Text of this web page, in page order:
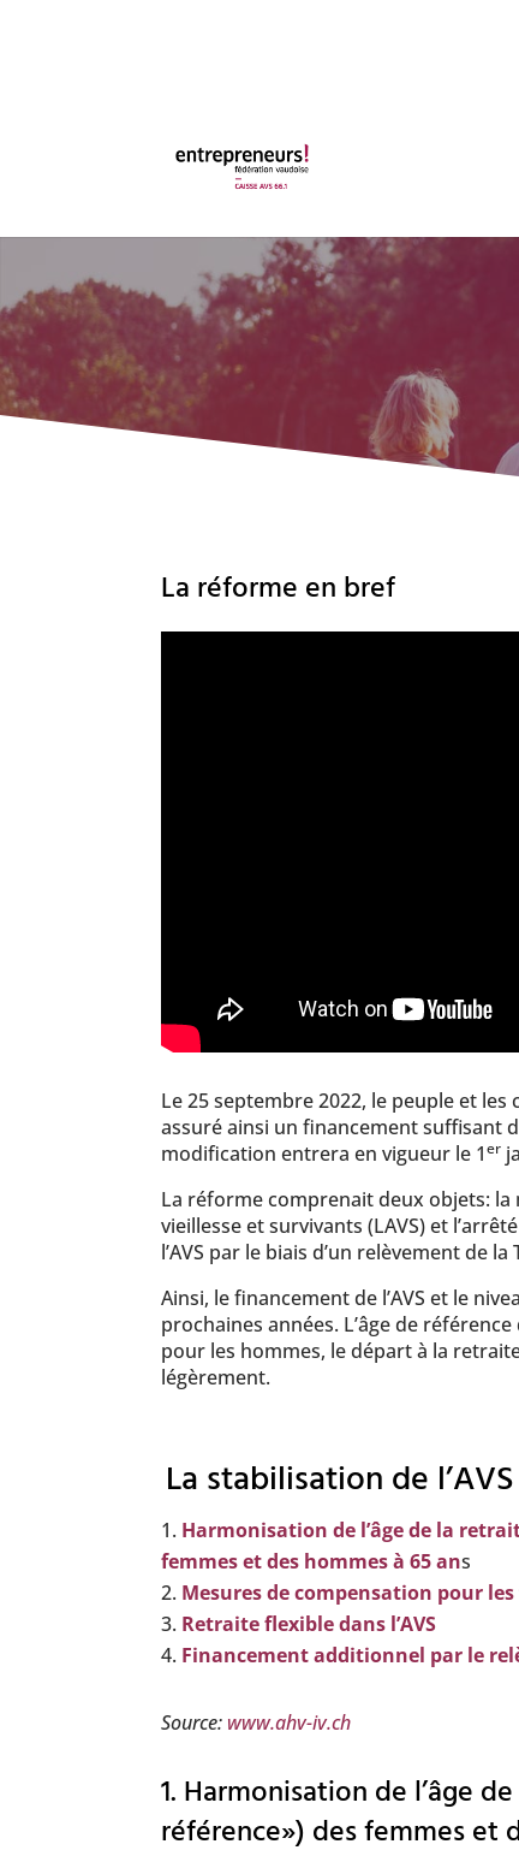
La réforme en bref
Le 25 septembre 2022, le peuple et
assuré ainsi un financement suffisant
modification entrera en vigueur le 1er
La réforme comprenait deux objets: la
vieillesse et survivants (LAVS) et
l’AVS par le biais d’un relèvement de
Ainsi, le financement de l’AVS et le
prochaines années. L’âge de
pour les hommes, le départ à la
légèrement.
La stabilisation de
Harmonisation de l’âge de la
femmes et des hommes à 65 ans
Mesures de compensation pour
Retraite flexible dans l’AVS
Financement additionnel par le
Source: www.ahv-iv.ch
1. Harmonisation de l’âge
référence») des femmes et